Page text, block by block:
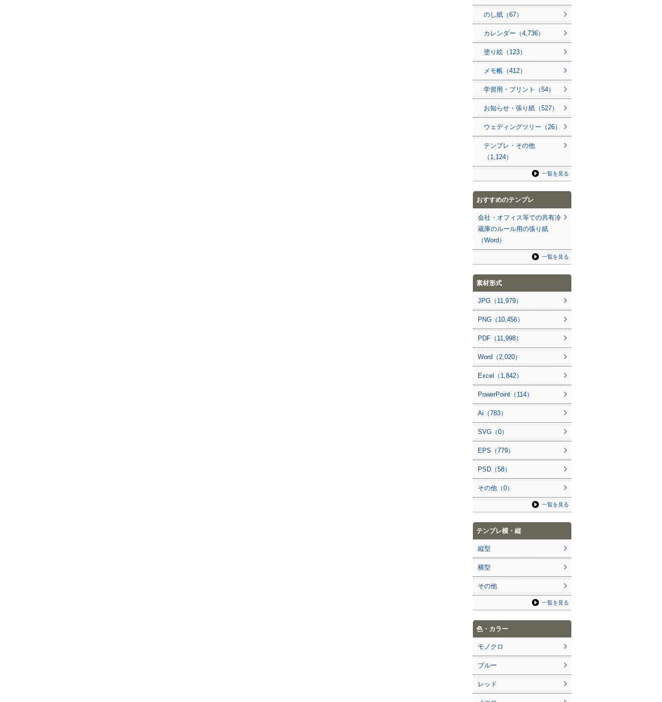
のし紙（67）
カレンダー（4,736）
塗り絵（123）
メモ帳（412）
学習用・プリント（54）
お知らせ・張り紙（527）
ウェディングツリー（26）
テンプレ・その他
（1,124）
一覧を見る
おすすめのテンプレ
会社・オフィス等での共有冷
蔵庫のルール用の張り紙
（Word）
一覧を見る
素材形式
JPG（11,979）
PNG（10,456）
PDF（11,998）
Word（2,020）
Excel（1,842）
PowerPoint（114）
Ai（783）
SVG（0）
EPS（779）
PSD（58）
その他（0）
一覧を見る
テンプレ横・縦
縦型
横型
その他
一覧を見る
色・カラー
モノクロ
ブルー
レッド